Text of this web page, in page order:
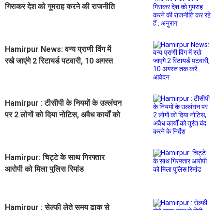
गिराकर देश को गुमराह करने की राजनीति
Hamirpur News: वन्य प्राणी विंग में
रखे जाएंगे 2 रिटायर्ड पटवारी, 10 अगस्त
Hamirpur : टीसीपी के नियमों के उल्लंघन
पर 2 लोगों को दिया नोटिस, अवैध कार्यों को
Hamirpur: चिट्टे के साथ गिरफ्तार
आरोपी को मिला पुलिस रिमांड
Hamirpur : सेल्फी लेते समय ढ़ाक से